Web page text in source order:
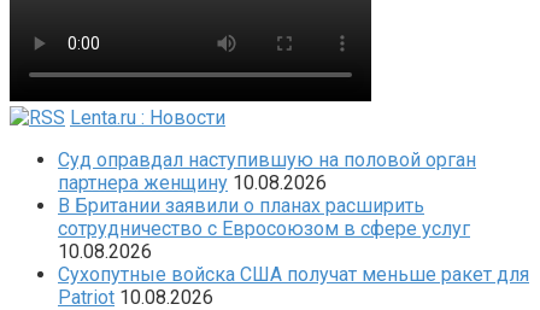
Lenta.ru : Новости
Суд оправдал наступившую на половой орган
партнера женщину 10.08.2026
В Британии заявили о планах расширить
сотрудничество с Евросоюзом в сфере услуг
10.08.2026
Сухопутные войска США получат меньше ракет для
Patriot 10.08.2026